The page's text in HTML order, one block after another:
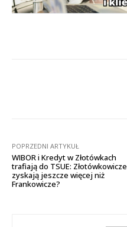
POPRZEDNI ARTYKUŁ
WIBOR i Kredyt w Złotówkach
trafiają do TSUE: Złotówkowicze
zyskają jeszcze więcej niż
Frankowicze?